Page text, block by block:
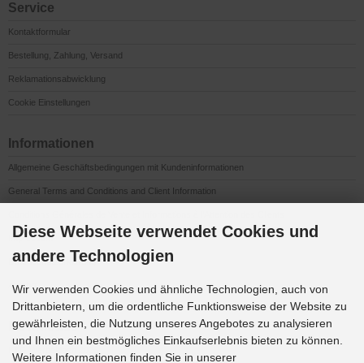
Service
Kontaktformular
Bestellung, Zahlung, Versand
Reklamationsabwicklung
Cookie Einstellungen
Informationen
Allgemeine Geschäftsbedingungen mit Kundeninformationen
General Terms and Conditions and Client Information
Impressum
Datenschutzerklärung
Anfahrt
Downloads
Diese Webseite verwendet Cookies und
andere Technologien
Wir verwenden Cookies und ähnliche Technologien, auch von
Drittanbietern, um die ordentliche Funktionsweise der Website zu
gewährleisten, die Nutzung unseres Angebotes zu analysieren
und Ihnen ein bestmögliches Einkaufserlebnis bieten zu können.
Weitere Informationen finden Sie in unserer